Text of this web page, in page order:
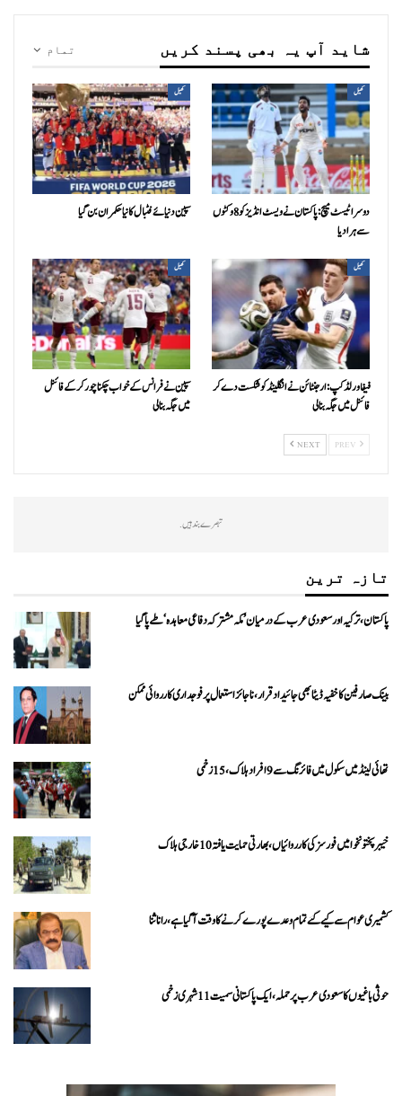
تمام شاید آپ یہ بھی پسند کریں
کھیل
دوسرا ٹیسٹ میچ: پاکستان نے ویسٹ انڈیز کو 8 وکٹوں
سے ہرا دیا
کھیل
سپین دنیائے فٹبال کا نیا حکمران بن گیا
کھیل
فیفا ورلڈکپ: ارجنٹائن نے انگلینڈ کو شکست دے کر
فائنل میں جگہ بنا لی
کھیل
سپین نے فرانس کے خواب چکنا چور کر کے فائنل
میں جگہ بنا لی
NEXT
تبصرے بند ہیں.
تازہ ترین
پاکستان، ترکیہ اور سعودی عرب کے درمیان ’مکہ مشترکہ دفاعی معاہدہ‘ طے پا گیا
بینک صارفین کا خفیہ ڈیٹا بھی جائیداد قرار، ناجائز استعمال پر فوجداری کارروائی ممکن
تھائی لینڈ میں سکول میں فائرنگ سے 9 افراد ہلاک، 15 زخمی
خیبرپختونخوا میں فورسز کی کارروائیاں، بھارتی حمایت یافتہ 10 خارجی ہلاک
کشمیری عوام سے کیے گئے تمام وعدے پورے کرنے کا وقت آ گیا ہے، رانا ثنا
حوثی باغیوں کا سعودی عرب پر حملہ، ایک پاکستانی سمیت 11 شہری زخمی